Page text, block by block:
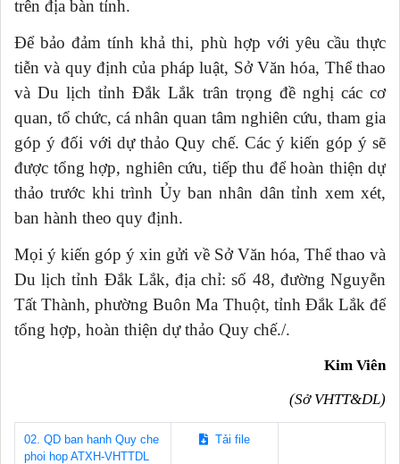
trên địa bàn tỉnh.
Để bảo đảm tính khả thi, phù hợp với yêu cầu thực
tiễn và quy định của pháp luật, Sở Văn hóa, Thể thao
và Du lịch tỉnh Đắk Lắk trân trọng đề nghị các cơ
quan, tổ chức, cá nhân quan tâm nghiên cứu, tham gia
góp ý đối với dự thảo Quy chế. Các ý kiến góp ý sẽ
được tổng hợp, nghiên cứu, tiếp thu để hoàn thiện dự
thảo trước khi trình Ủy ban nhân dân tỉnh xem xét,
ban hành theo quy định.
Mọi ý kiến góp ý xin gửi về Sở Văn hóa, Thể thao và
Du lịch tỉnh Đắk Lắk, địa chỉ: số 48, đường Nguyễn
Tất Thành, phường Buôn Ma Thuột, tỉnh Đắk Lắk để
tổng hợp, hoàn thiện dự thảo Quy chế./.
Kim Viên
(Sở VHTT&DL)
02. QD ban hanh Quy che
phoi hop ATXH-VHTTDL
Tải file